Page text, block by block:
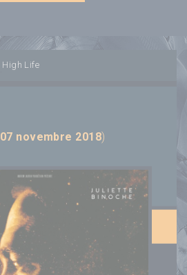
High Life
07 novembre 2018)